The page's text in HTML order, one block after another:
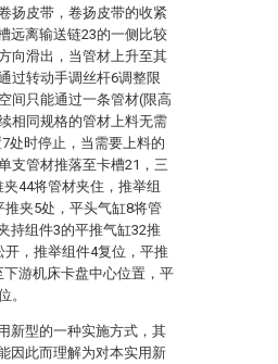
扬皮带，卷扬皮带的收紧
远离输送链23的一侧比较
向滑出，当管材上升至其
过转动手调丝杆6调整限
间只能通过一条管材(限高
相同规格的管材上料无需
处时停止，当需要上料的
支管材推落至卡槽21，三
44将管材夹住，推举组
夹5处，平头气缸8将管
持组件3的平推气缸32推
，推举组件4复位，平推
游机床卡盘中心位置，平
。
新型的一种实施方式，其
因此而理解为对本实用新